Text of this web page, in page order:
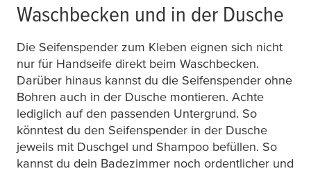
Waschbecken und in der Dusche
Die Seifenspender zum Kleben eignen sich nicht
nur für Handseife direkt beim Waschbecken.
Darüber hinaus kannst du die Seifenspender ohne
Bohren auch in der Dusche montieren. Achte
lediglich auf den passenden Untergrund. So
könntest du den Seifenspender in der Dusche
jeweils mit Duschgel und Shampoo befüllen. So
kannst du dein Badezimmer noch ordentlicher und